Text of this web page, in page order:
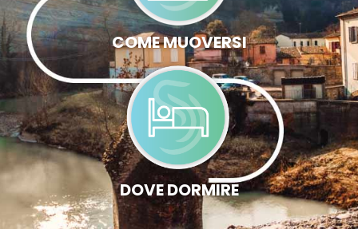
COME MUOVERSI
DOVE DORMIRE